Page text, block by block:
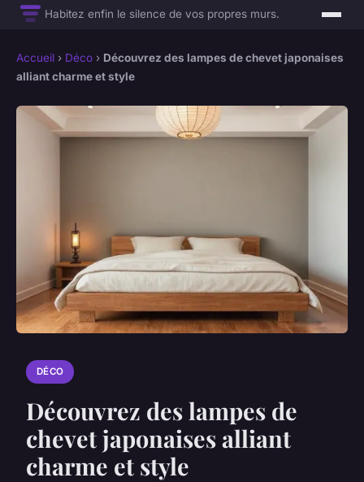
Habitez enfin le silence de vos propres murs.
Accueil › Déco › Découvrez des lampes de chevet japonaises
alliant charme et style
DÉCO
Découvrez des lampes de
chevet japonaises alliant
charme et style